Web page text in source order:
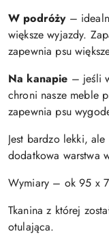
W podróży –
większe wyjazdy.
zapewnia psu
Na kanapie – jeśli
chroni nasze meble
zapewnia psu
Jest bardzo lekki,
dodatkowa warstwa
Wymiary – ok 95 x
Tkanina z której
otulająca.